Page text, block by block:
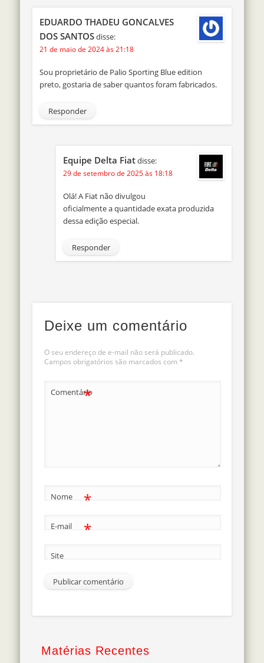
EDUARDO THADEU GONCALVES
DOS SANTOSdisse:
21 de maio de 2024 às 21:18
Sou proprietário de Palio Sporting Blue edition
preto, gostaria de saber quantos foram fabricados.
Responder
Equipe Delta Fiatdisse:
29 de setembro de 2025 às 18:18
Olá! A Fiat não divulgou
oficialmente a quantidade exata produzida
dessa edição especial.
Responder
Deixe um comentário
O seu endereço de e-mail não será publicado.
Campos obrigatórios são marcados com *
Comentário
*
Nome *
E-mail *
Site
Matérias Recentes